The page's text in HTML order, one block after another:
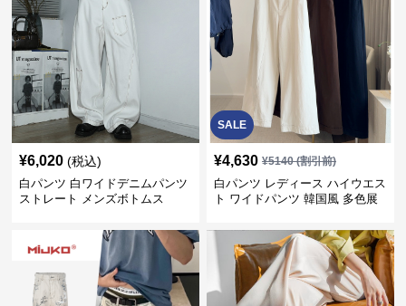
¥6,020 (税込)
白パンツ 白ワイドデニムパンツ
ストレート メンズボトムス
SALE
¥4,630 ¥5140(割引前)
白パンツ レディース ハイウエス
ト ワイドパンツ 韓国風 多色展